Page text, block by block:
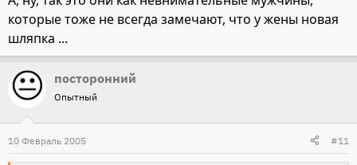
гневный окрик чужого всадника («откуда??? :shock: »).
Правда, если всадник выставляет перед собой хлыст,
отдельную тему: как правильно общаться с лошадью,
находясь на другой лошади?
которые тоже не всегда замечают, что у жены новая
шляпка ...
посторонний
Опытный
10 Февраль 2005 #11